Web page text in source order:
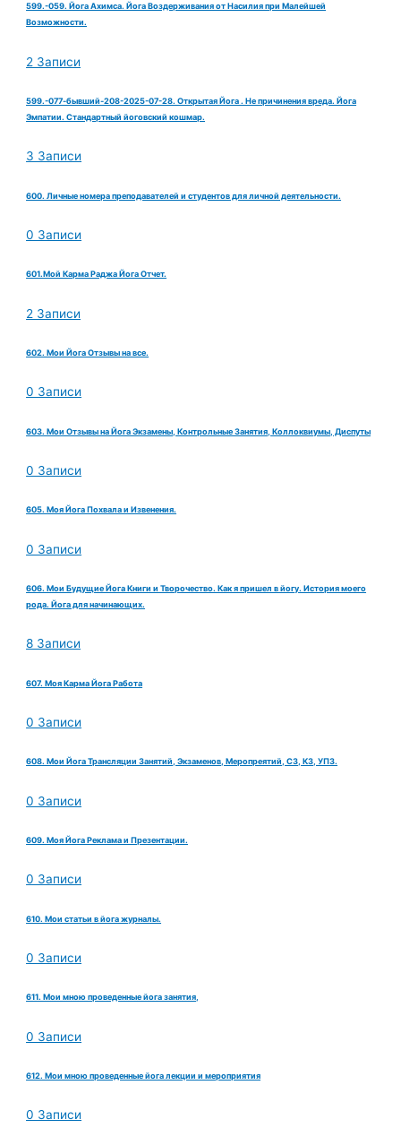
599.-059. Йога Ахимса. Йога Воздерживания от Насилия при Малейшей
Возможности.
2 Записи
599.-077-бывший-208-2025-07-28. Открытая Йога . Не причинения вреда. Йога
Эмпатии. Стандартный йоговский кошмар.
3 Записи
600. Личные номера преподавателей и студентов для личной деятельности.
0 Записи
601.Мой Карма Раджа Йога Отчет.
2 Записи
602. Мои Йога Отзывы на все.
0 Записи
603. Мои Отзывы на Йога Экзамены, Контрольные Занятия, Коллоквиумы, Диспуты
0 Записи
605. Моя Йога Похвала и Извенения.
0 Записи
606. Мои Будущие Йога Книги и Творочество. Как я пришел в йогу. История моего
рода. Йога для начинающих.
8 Записи
607. Моя Карма Йога Работа
0 Записи
608. Мои Йога Трансляции Занятий, Экзаменов, Меропреятий, СЗ, КЗ, УПЗ.
0 Записи
609. Моя Йога Реклама и Презентации.
0 Записи
610. Мои статьи в йога журналы.
0 Записи
611. Мои мною проведенные йога занятия,
0 Записи
612. Мои мною проведенные йога лекции и мероприятия
0 Записи